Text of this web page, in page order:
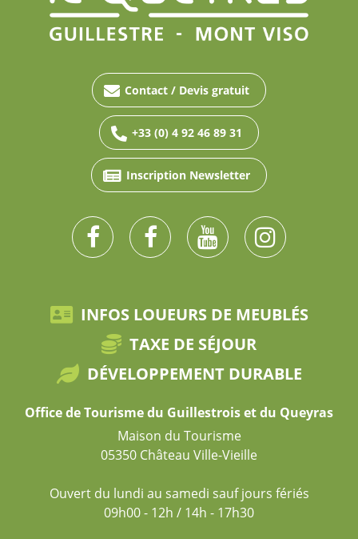
Contact / Devis gratuit
+33 (0) 4 92 46 89 31
Inscription Newsletter
INFOS LOUEURS DE MEUBLÉS
TAXE DE SÉJOUR
DÉVELOPPEMENT DURABLE
Office de Tourisme du Guillestrois et du Queyras
Maison du Tourisme
05350 Château Ville-Vieille
Ouvert du lundi au samedi sauf jours fériés
09h00 - 12h / 14h - 17h30